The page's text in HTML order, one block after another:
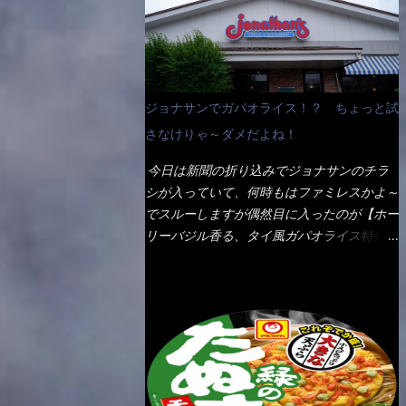
なんて見慣れないからねぇ～（コストがかか
る） 袋の裏側を見ると、韮とか卵の用意を
勧めている。 それなばらと冷蔵庫にあっ
た、黒豆モヤシ・韮・生卵を用意しました。
まず鍋1で湯を沸かし、麺を茹でる！ 小鍋
で別に湯を沸かし卵を溶きながら投入～ 次
にモヤシを入れて、粉末スープを投入！！
上がったら、丼へ入れてから小鍋のスープを
丼の中へ 最後に小鍋の具を上にかけ、韮の
葉の部分をドサッと乗せて調味油を入れて完
成です。 どうでしょう？ 見た目 Goodデ
イ・ノンスチーム製法で仕上げた、生めんに
近い風味のストレートめんです。 豚の旨味
に数種類の唐辛子、ニンニクを加えた辛さと
コクが凝縮された醤油ベースのスープです。
調味油に赤ラー油とごま油を使用することに
ペディアから・・・そうだろうな～笑 電子
レンジで弱めのワット（小生は500Wで3分
程度）温めてテーブルへ これ店舗の調理場
で、製造しているけど考えるに大き目のオー
ブン皿で焼いて、大凡の目安で小分けにして
いるようで、パックをよーく見たら表面のチ
ーズの乗り具合に結構な差が出ていた・・・
チーズに焦げ目が付いているのを、しっかり
確認し買うことをオススメします。（取り分
け量にも若干有り差がでてるだろう） 早速
タバスコを振りかけて食べてみると・・・結
使ってみたら、これが凄くうまくすくえるん
だよねぇ～（このスプーン当たりだね） 今
回新作のグラタンを頂きましたが、まずまず
の美味しさとダイソーのカレースプーンの。
すくい上げ力の良さを再度認識できました。
ジョナサンでガパオライス！？ ちょっと試
さなけりゃ～ダメだよね！
今日は新聞の折り込みでジョナサンのチラ
シが入っていて、何時もはファミレスかよ～
でスルーしますが偶然目に入ったのが【ホー
リーバジル香る、タイ風ガパオライス特得ク
て・・・今日じゃん！！ そこで近くのお店
へ・・・・ モーニング以外の通常メニュー
は、10:30以降に提供されるので10:40頃に店
内へ 私は基本的、どの店に行っても同じメ